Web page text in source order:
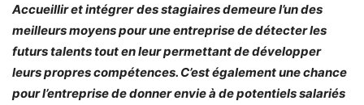
Accueillir etintégrer des stagiaires demeure l’un des
meilleurs moyens pour une entreprise de détecter les
futurs talents tout en leur permettant de développer
leurs propres compétences. C’est également une chance
pour l’entreprise de donner envie à de potentiels salariés